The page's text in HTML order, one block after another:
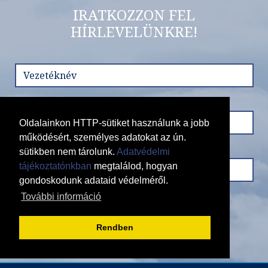
Oldalainkon HTTP-sütiket használunk a jobb
működésért, személyes adatokat az ún.
sütikben nem tárolunk. Adatvédelmi
tájékoztatónkban megtalálod, hogyan
gondoskodunk adataid védelméről.
További információ
Rendben
Ország:Mexikó
Ellátás:leírás szerint
Szobatípus:2 ágyas szoba
Időtartam:8 éj
Időpont: 2026-11-18 | 8 éj
már 1.049.000 Ft-tól
Időpontok és árak
IRATKOZZON FEL
HÍRLEVELÜNKRE!
Feliratkozás